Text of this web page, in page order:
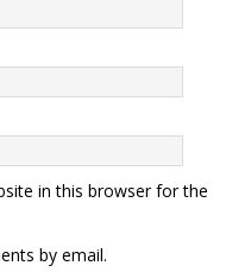
in this browser for the
by email.